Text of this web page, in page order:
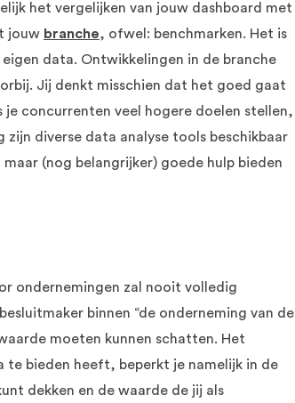
het vergelijken van jouw dashboard met
jouw branche, ofwel: benchmarken. Het is
data. Ontwikkelingen in de branche
Jij denkt misschien dat het goed gaat
concurrenten veel hogere doelen stellen,
diverse data analyse tools beschikbaar
(nog belangrijker) goede hulp bieden
ondernemingen zal nooit volledig
binnen “de onderneming van de
moeten kunnen schatten. Het
te bieden heeft, beperkt je namelijk in de
dekken en de waarde de jij als